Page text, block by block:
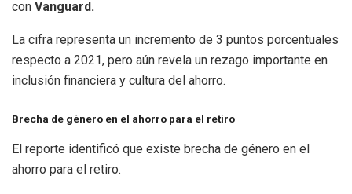
con Vanguard.
La cifra representa un incremento de 3 puntos porcentuales
respecto a 2021, pero aún revela un rezago importante en
inclusión financiera y cultura del ahorro.
Brecha de género en el ahorro para el retiro
El reporte identificó que existe brecha de género en el
ahorro para el retiro.